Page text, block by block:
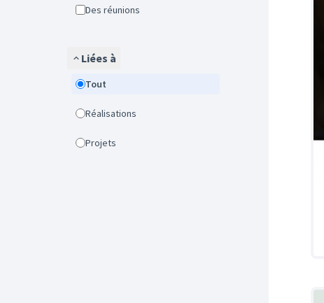
Des réunions
Liées à
Tout
Réalisations
Projets